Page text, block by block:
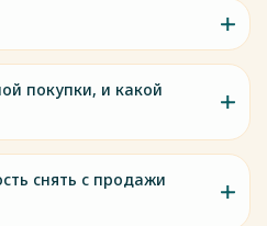
покупки, и какой
снять с продажи